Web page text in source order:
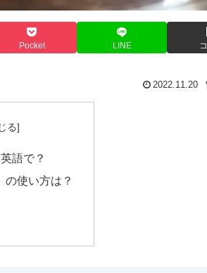
Pocket LINE
2022.11.20
語で？
の使い方は？